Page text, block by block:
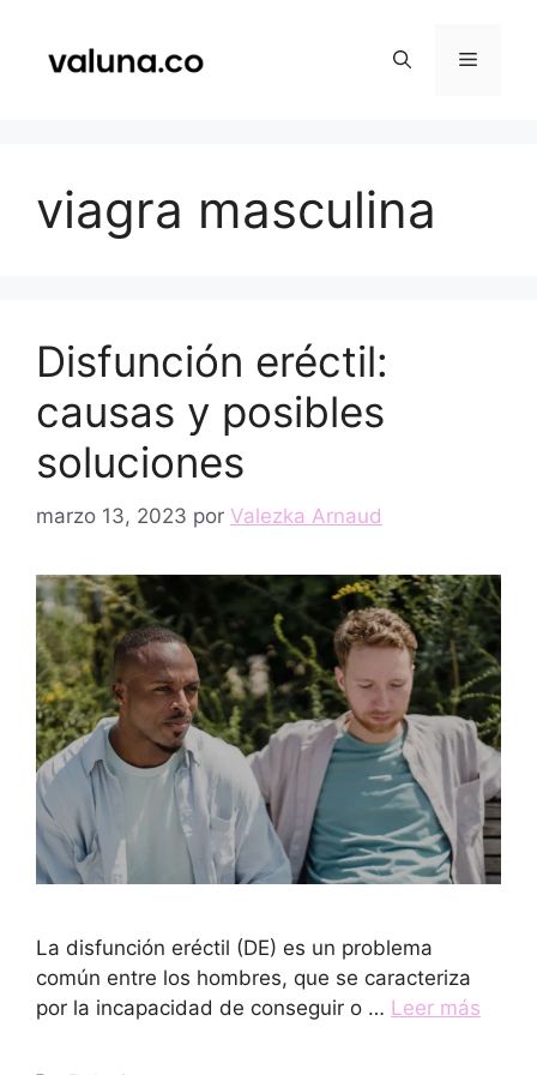
contenido
Menú
viagra masculina
Disfunción eréctil:
causas y posibles
soluciones
marzo 13, 2023 por Valezka Arnaud
La disfunción eréctil (DE) es un problema
común entre los hombres, que se caracteriza
por la incapacidad de conseguir o … Leer más